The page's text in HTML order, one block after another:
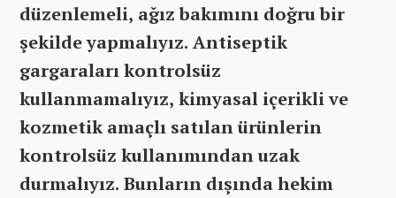
düzenlemeli, ağız bakımını doğru bir
şekilde yapmalıyız. Antiseptik
gargaraları kontrolsüz
kullanmamalıyız, kimyasal içerikli ve
kozmetik amaçlı satılan ürünlerin
kontrolsüz kullanımından uzak
durmalıyız. Bunların dışında hekim